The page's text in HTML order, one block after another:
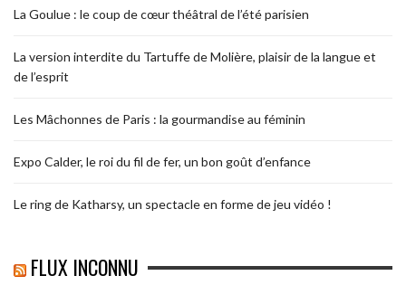
La Goulue : le coup de cœur théâtral de l’été parisien
La version interdite du Tartuffe de Molière, plaisir de la langue et
de l’esprit
Les Mâchonnes de Paris : la gourmandise au féminin
Expo Calder, le roi du fil de fer, un bon goût d’enfance
Le ring de Katharsy, un spectacle en forme de jeu vidéo !
FLUX INCONNU